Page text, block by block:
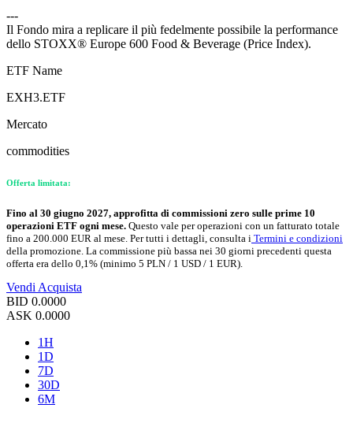
---
Il Fondo mira a replicare il più fedelmente possibile la performance
dello STOXX® Europe 600 Food & Beverage (Price Index).
ETF Name
EXH3.ETF
Mercato
commodities
Offerta limitata:
Fino al 30 giugno 2027, approfitta di commissioni zero sulle prime 10
operazioni ETF ogni mese. Questo vale per operazioni con un fatturato totale
fino a 200.000 EUR al mese. Per tutti i dettagli, consulta i Termini e condizioni
della promozione. La commissione più bassa nei 30 giorni precedenti questa
offerta era dello 0,1% (minimo 5 PLN / 1 USD / 1 EUR).
Vendi Acquista
BID 0.0000
ASK 0.0000
1H
1D
7D
30D
6M